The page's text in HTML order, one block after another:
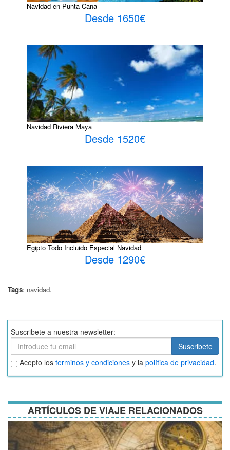
Navidad en Punta Cana
Desde 1650€
Navidad Riviera Maya
Desde 1520€
Egipto Todo Incluido Especial Navidad
Desde 1290€
Tags: navidad.
Suscribete a nuestra newsletter:
Suscribete
Suscribete
Aceptar
términos
y
Acepto los terminos y condiciones y la política de privacidad.
ARTÍCULOS DE VIAJE RELACIONADOS